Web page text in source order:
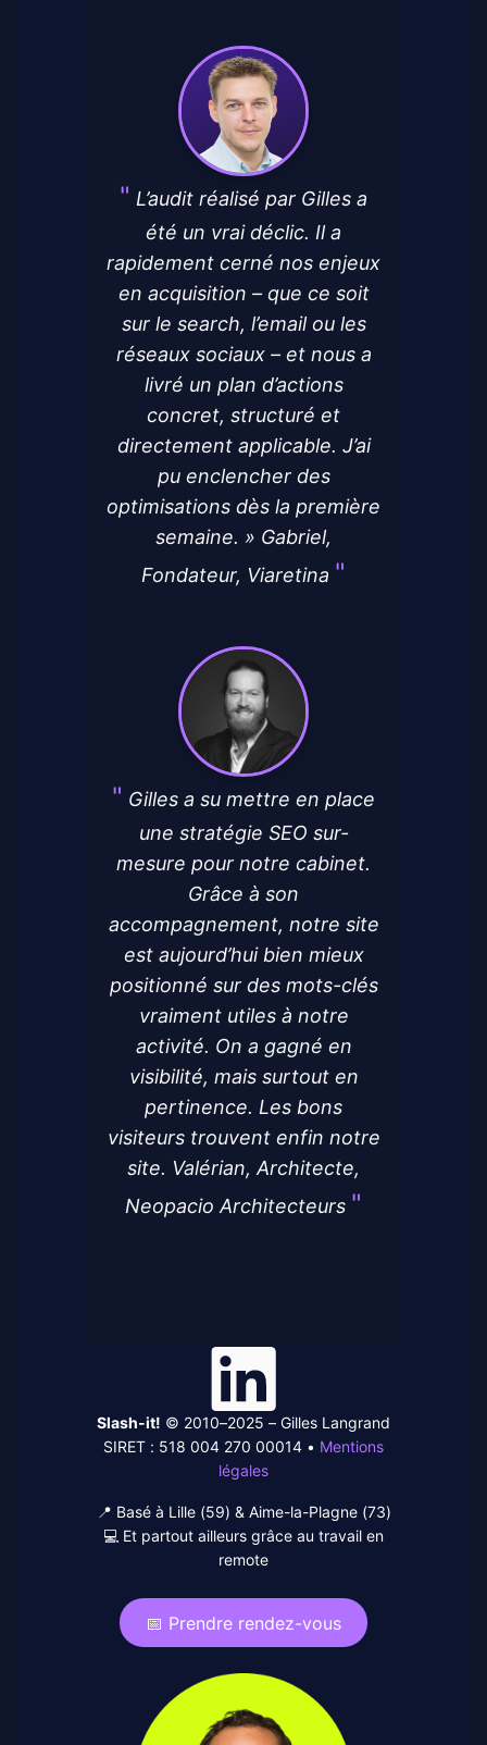
L’audit réalisé par Gilles a
été un vrai déclic. Il a
rapidement cerné nos enjeux
en acquisition – que ce soit
sur le search, l’email ou les
réseaux sociaux – et nous a
livré un plan d’actions
concret, structuré et
directement applicable. J’ai
pu enclencher des
optimisations dès la première
semaine. » Gabriel,
Fondateur, Viaretina
Gilles a su mettre en place
une stratégie SEO sur-
mesure pour notre cabinet.
Grâce à son
accompagnement, notre site
est aujourd’hui bien mieux
positionné sur des mots-clés
vraiment utiles à notre
activité. On a gagné en
visibilité, mais surtout en
pertinence. Les bons
visiteurs trouvent enfin notre
site. Valérian, Architecte,
Neopacio Architecteurs
Linked-
Slash-it! © 2010–2025 – Gilles Langrand
SIRET : 518 004 270 00014 • Mentions
légales
📍 Basé à Lille (59) & Aime-la-Plagne (73)
💻 Et partout ailleurs grâce au travail en
remote
📅 Prendre rendez-vous